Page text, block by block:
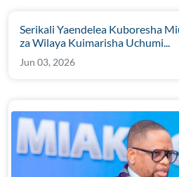
Serikali Yaendelea Kuboresha
za Wilaya Kuimarisha Uchumi...
Jun 03, 2026